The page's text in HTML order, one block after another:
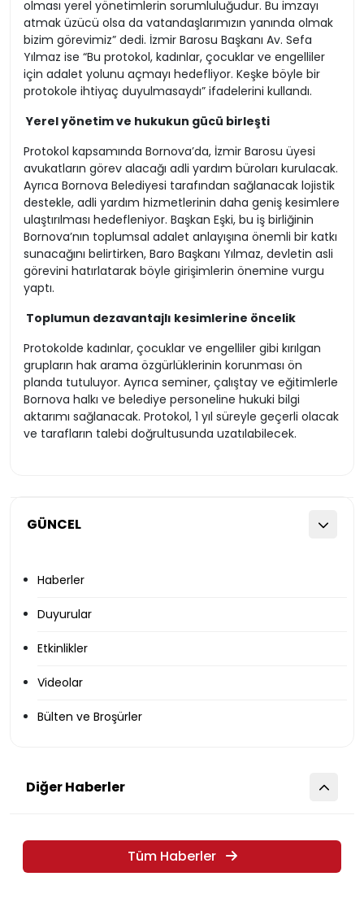
GÜNCEL
Haberler
Duyurular
Etkinlikler
Videolar
Bülten ve Broşürler
olması yerel yönetimlerin sorumluluğudur. Bu imzayı
atmak üzücü olsa da vatandaşlarımızın yanında olmak
bizim görevimiz” dedi. İzmir Barosu Başkanı Av. Sefa
Yılmaz ise “Bu protokol, kadınlar, çocuklar ve engelliler
için adalet yolunu açmayı hedefliyor. Keşke böyle bir
protokole ihtiyaç duyulmasaydı” ifadelerini kullandı.
Yerel yönetim ve hukukun gücü birleşti
Protokol kapsamında Bornova’da, İzmir Barosu üyesi
avukatların görev alacağı adli yardım büroları kurulacak.
Ayrıca Bornova Belediyesi tarafından sağlanacak lojistik
destekle, adli yardım hizmetlerinin daha geniş kesimlere
ulaştırılması hedefleniyor. Başkan Eşki, bu iş birliğinin
Bornova’nın toplumsal adalet anlayışına önemli bir katkı
sunacağını belirtirken, Baro Başkanı Yılmaz, devletin asli
görevini hatırlatarak böyle girişimlerin önemine vurgu
yaptı.
Toplumun dezavantajlı kesimlerine öncelik
Protokolde kadınlar, çocuklar ve engelliler gibi kırılgan
grupların hak arama özgürlüklerinin korunması ön
planda tutuluyor. Ayrıca seminer, çalıştay ve eğitimlerle
Bornova halkı ve belediye personeline hukuki bilgi
aktarımı sağlanacak. Protokol, 1 yıl süreyle geçerli olacak
ve tarafların talebi doğrultusunda uzatılabilecek.
Diğer Haberler
Tüm Haberler